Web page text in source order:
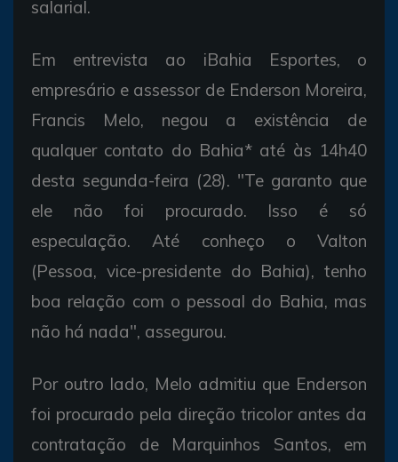
salarial.
Em entrevista ao iBahia Esportes, o
empresário e assessor de Enderson Moreira,
Francis Melo, negou a existência de
qualquer contato do Bahia* até às 14h40
desta segunda-feira (28). "Te garanto que
ele não foi procurado. Isso é só
especulação. Até conheço o Valton
(Pessoa, vice-presidente do Bahia), tenho
boa relação com o pessoal do Bahia, mas
não há nada", assegurou.
Por outro lado, Melo admitiu que Enderson
foi procurado pela direção tricolor antes da
contratação de Marquinhos Santos, em